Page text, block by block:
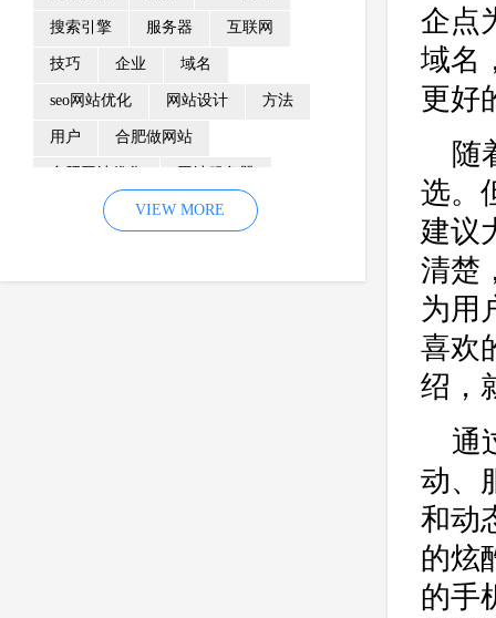
搜索引擎 服务器 互联网
技巧 企业 域名
seo网站优化 网站设计 方法
用户 合肥做网站
优化 网站降权
企业网站建设 效果 页面
VIEW MORE
企点
域名
更好
随
选。
建议
清楚
为用
喜欢
绍，
通
动、
和动
的炫
的手